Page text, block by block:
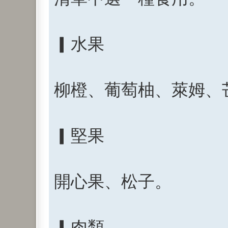
▎水果
柳橙、葡萄柚、萊姆、
▎堅果
開心果、松子。